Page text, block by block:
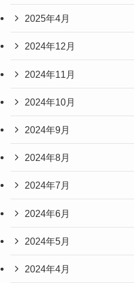
2025年4月
2024年12月
2024年11月
2024年10月
2024年9月
2024年8月
2024年7月
2024年6月
2024年5月
2024年4月